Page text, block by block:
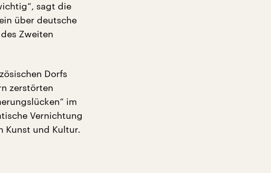
sagt die
über deutsche
Zweiten
Dorfs
zerstörten
im
Vernichtung
Kunst und Kultur.